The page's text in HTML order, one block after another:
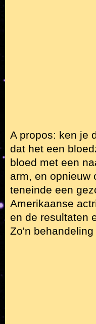
A propos: ken je
dat het een
bloed met een
arm, en opnieuw
teneinde een
Amerikaanse
en de resultaten
Zo'n